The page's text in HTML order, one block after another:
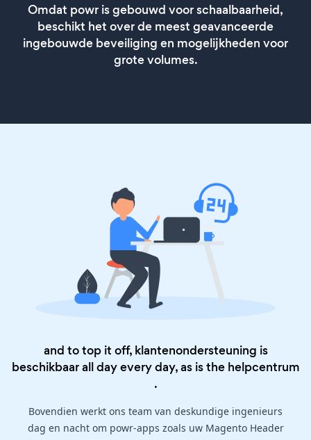
Omdat powr is gebouwd voor schaalbaarheid,
beschikt het over de meest geavanceerde
ingebouwde beveiliging en mogelijkheden voor
grote volumes.
and to top it off, klantenondersteuning is
beschikbaar all day every day, as is the helpcentrum
.
Bovendien werkt ons team van deskundige ingenieurs
dag en nacht om powr-apps zoals uw Magento Header